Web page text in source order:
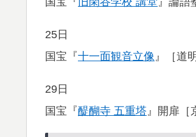
25日
国宝『十一面観音立像 』［道
29日
国宝『醍醐寺 五重塔 』開扉